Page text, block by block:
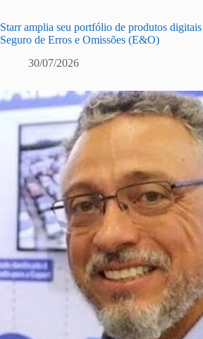
Starr amplia seu portfólio de produtos
Seguro de Erros e Omissões (E&O)
30/07/2026